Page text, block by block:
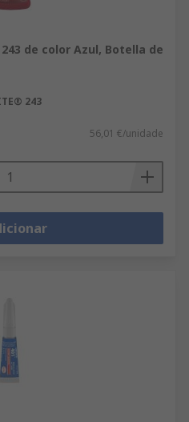
de color Azul, Botella de
243
56,01 €/unidade